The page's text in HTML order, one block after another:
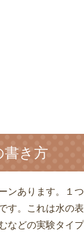
書き方
ンあります。１
す。これは水の
などの実験タイ